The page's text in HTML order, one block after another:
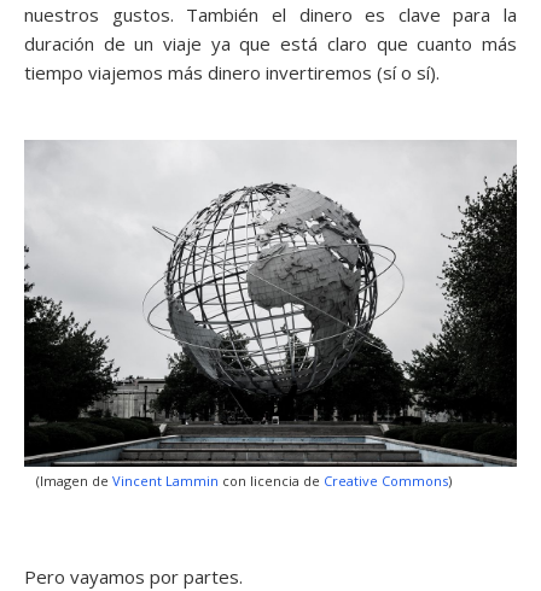
nuestros gustos. También el dinero es clave para la
duración de un viaje ya que está claro que cuanto más
tiempo viajemos más dinero invertiremos (sí o sí).
(Imagen de Vincent Lammin con licencia de Creative Commons)
Pero vayamos por partes.